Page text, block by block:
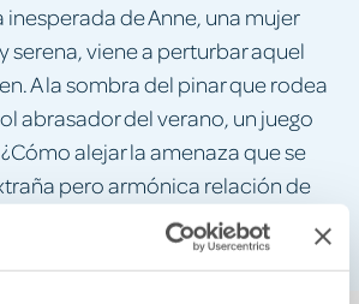
de Anne, una mujer
serena, viene a perturbar aquel
A la sombra del pinar que rodea
abrasador del verano, un juego
alejar la amenaza que se
pero armónica relación de